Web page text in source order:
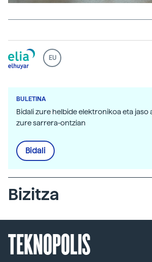
EU
BULETINA
Bidali zure helbide elektronikoa eta
zure sarrera-ontzian
Bidali
Bizitza
TEKNOPOLIS